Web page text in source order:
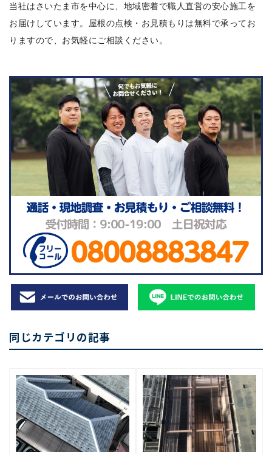
当社はさいたま市を中心に、地域密着で職人直営の安心施工を
お届けしています。屋根の点検・お見積もりは無料で承ってお
りますので、お気軽にご相談ください。
同じカテゴリの記事